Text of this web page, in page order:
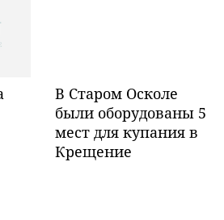
В Старом Осколе
были оборудованы 5
мест для купания в
Крещение